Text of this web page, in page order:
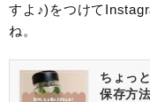
すよ♪)をつけて
ね。
ちょっ
保存方